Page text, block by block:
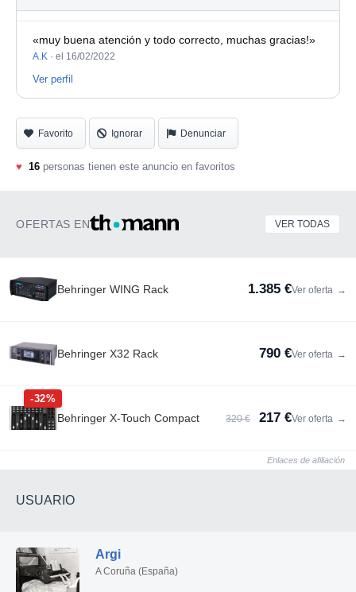
«muy buena atención y todo correcto, muchas gracias!»
A.K · el 16/02/2022
Ver perfil
Favorito Ignorar Denunciar
♥ 16 personas tienen este anuncio en favoritos
OFERTAS EN VER TODAS
Behringer WING Rack 1.385 €Ver oferta →
Behringer X32 Rack 790 €Ver oferta →
-32%
Behringer X-Touch Compact 320 € 217 €Ver oferta →
Enlaces de afiliación
USUARIO
Argi
A Coruña (España)